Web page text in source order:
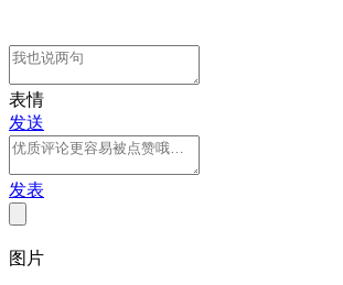
表情
发送
发表
图片